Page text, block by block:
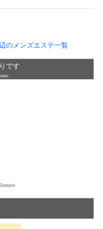
のメンズエステ一覧
です